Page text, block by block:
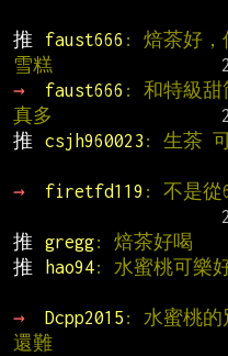
推
faust666 : 焙茶好，
雪糕
→
faust666 : 和特級甜
真多
推
csjh960023 : 生茶
→
firetfd119 : 不是從
推
gregg: 焙茶好喝
推
hao94: 水蜜桃可樂
→
Dcpp2015 : 水蜜桃的
還難